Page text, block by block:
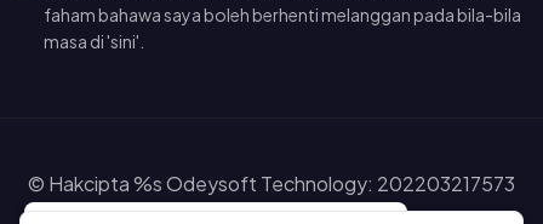
faham bahawa saya boleh berhenti melanggan pada bila-bila
masa di 'sini'.
© Hakcipta %s Odeysoft Technology: 202203217573
(IP0575648-T). Hak Cipta Terpelihara